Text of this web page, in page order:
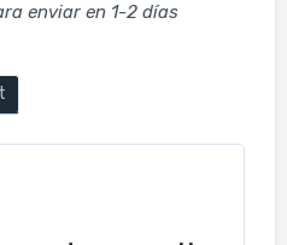
enviar en 1-2 días